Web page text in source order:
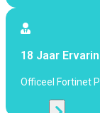
18 Jaar
Officeel Fortinet